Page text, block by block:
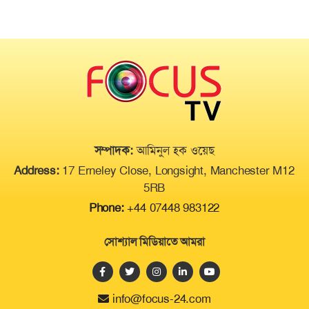
হলো মুকুট
সম্পাদক:আমিনুল হক ওয়েছ
Address:17 Erneley Close, Longsight, Manchester M12
5RB
Phone:+44 07448 983122
সোশ্যাল মিডিয়াতে আমরা
info@focus-24.com